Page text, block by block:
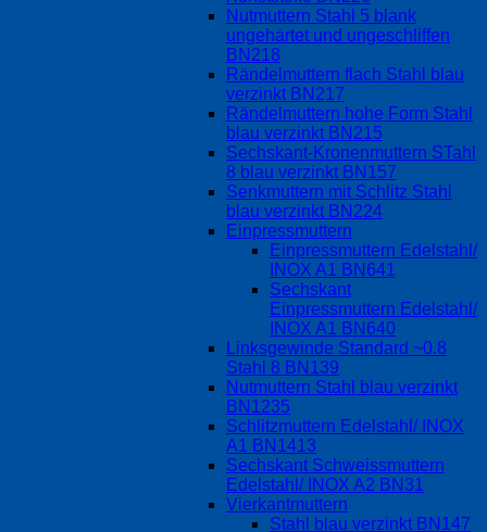
Nutmuttern Stahl 5 blank
ungehärtet und ungeschliffen
BN218
Rändelmuttern flach Stahl blau
verzinkt BN217
Rändelmuttern hohe Form Stahl
blau verzinkt BN215
Sechskant-Kronenmuttern STahl
8 blau verzinkt BN157
Senkmuttern mit Schlitz Stahl
blau verzinkt BN224
Einpressmuttern
Einpressmuttern Edelstahl/
INOX A1 BN641
Sechskant
Einpressmuttern Edelstahl/
INOX A1 BN640
Linksgewinde Standard ~0.8
Stahl 8 BN139
Nutmuttern Stahl blau verzinkt
BN1235
Schlitzmuttern Edelstahl/ INOX
A1 BN1413
Sechskant Schweissmuttern
Edelstahl/ INOX A2 BN31
Vierkantmuttern
Stahl blau verzinkt BN147